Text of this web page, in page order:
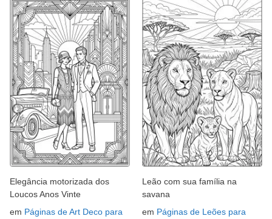
Elegância motorizada dos
Loucos Anos Vinte
em Páginas de Art Deco para
Leão com sua família na
savana
em Páginas de Leões para